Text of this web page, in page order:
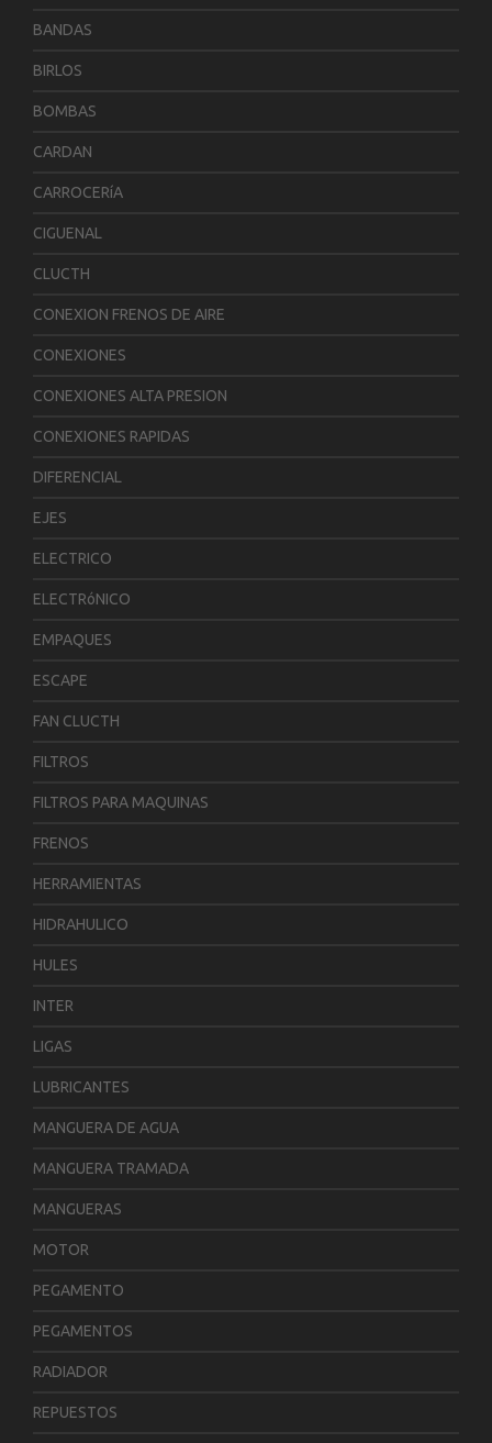
BANDAS
BIRLOS
BOMBAS
CARDAN
CARROCERíA
CIGUENAL
CLUCTH
CONEXION FRENOS DE AIRE
CONEXIONES
CONEXIONES ALTA PRESION
CONEXIONES RAPIDAS
DIFERENCIAL
EJES
ELECTRICO
ELECTRóNICO
EMPAQUES
ESCAPE
FAN CLUCTH
FILTROS
FILTROS PARA MAQUINAS
FRENOS
HERRAMIENTAS
HIDRAHULICO
HULES
INTER
LIGAS
LUBRICANTES
MANGUERA DE AGUA
MANGUERA TRAMADA
MANGUERAS
MOTOR
PEGAMENTO
PEGAMENTOS
RADIADOR
REPUESTOS